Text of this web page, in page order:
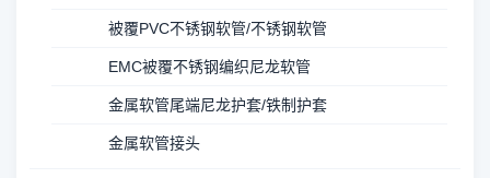
被覆PVC不锈钢软管/不锈钢软管
EMC被覆不锈钢编织尼龙软管
金属软管尾端尼龙护套/铁制护套
金属软管接头